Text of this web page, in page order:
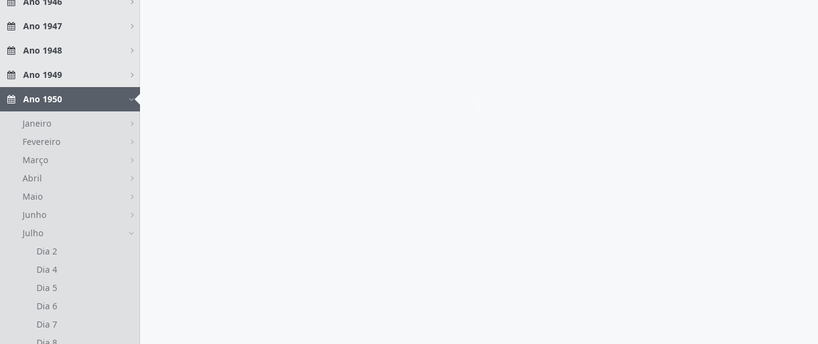
Ano 1947
Ano 1948
Ano 1949
Ano 1950
Janeiro
Fevereiro
Março
Abril
Maio
Junho
Julho
Dia 2
Dia 4
Dia 5
Dia 6
Dia 7